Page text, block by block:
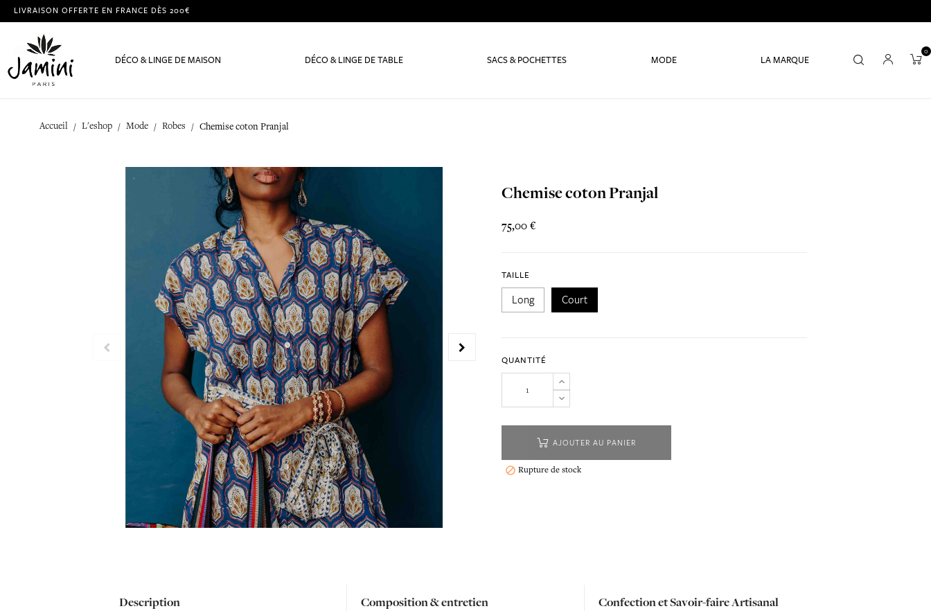
LIVRAISON OFFERTE EN FRANCE DÈS 200€
DÉCO & LINGE DE MAISON DÉCO & LINGE DE TABLE SACS & POCHETTES MODE LA MARQUE
0
Accueil L'eshop Mode Robes Chemise coton Pranjal
Chemise coton Pranjal
75,00 €
TAILLE
Long Court
QUANTITÉ
AJOUTER AU PANIER
 Rupture de stock
Description Composition & entretien Confection et Savoir-faire Artisanal